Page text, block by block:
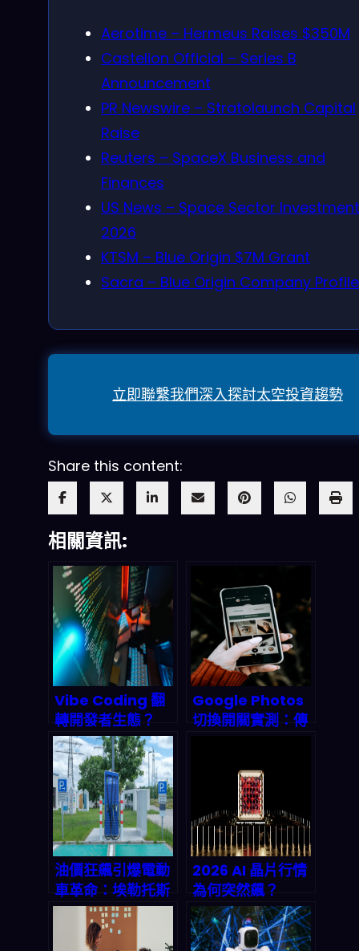
Aerotime – Hermeus Raises $350M
Castelion Official – Series B
Announcement
PR Newswire – Stratolaunch Capital
Raise
Reuters – SpaceX Business and
Finances
US News – Space Sector Investment
2026
KTSM – Blue Origin $7M Grant
Sacra – Blue Origin Company Profile
立即聯繫我們深入探討太空投資趨勢
Share this content:
相關資訊:
Vibe Coding 翻
轉開發者生態？
Google AI
Studio 意圖驅動
開發實測與產業鏈
衝擊解析
Google Photos
切換開關實測：傳
的世紀之戰
油價狂飆引爆電動
車革命：埃勒托斯
專利如何讓充電縮
短至15分鐘？
2026 AI 晶片行情
為何突然飆？
AMD/Broadcom
供應鏈升級帶來的